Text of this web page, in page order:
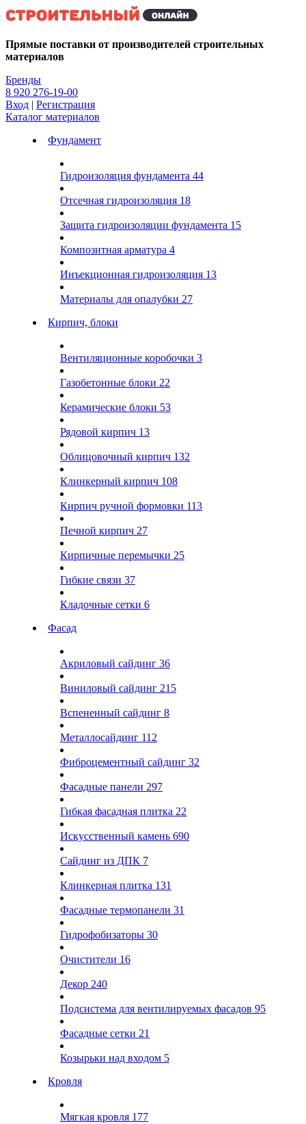
Kg
Прямые поставки от производителей строительных
материалов
Бренды
8 920 276-19-00
Вход | Регистрация
Каталог материалов
Фундамент
Гидроизоляция фундамента 44
Отсечная гидроизоляция 18
Защита гидроизоляции фундамента 15
Композитная арматура 4
Инъекционная гидроизоляция 13
Материалы для опалубки 27
Кирпич, блоки
Вентиляционные коробочки 3
Газобетонные блоки 22
Керамические блоки 53
Рядовой кирпич 13
Облицовочный кирпич 132
Клинкерный кирпич 108
Кирпич ручной формовки 113
Печной кирпич 27
Кирпичные перемычки 25
Гибкие связи 37
Кладочные сетки 6
Фасад
Акриловый сайдинг 36
Виниловый сайдинг 215
Вспененный сайдинг 8
Металлосайдинг 112
Фиброцементный сайдинг 32
Фасадные панели 297
Гибкая фасадная плитка 22
Искусственный камень 690
Сайдинг из ДПК 7
Клинкерная плитка 131
Фасадные термопанели 31
Гидрофобизаторы 30
Очистители 16
Декор 240
Подсистема для вентилируемых фасадов 95
Фасадные сетки 21
Козырьки над входом 5
Кровля
Мягкая кровля 177